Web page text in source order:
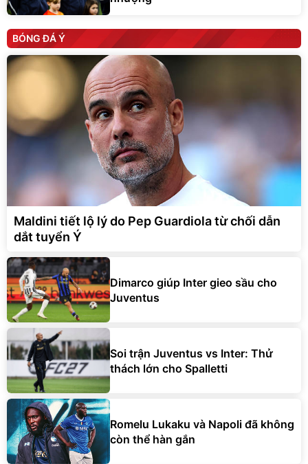
BÓNG ĐÁ Ý
Maldini tiết lộ lý do Pep Guardiola từ chối dẫn
dắt tuyển Ý
Dimarco giúp Inter gieo sầu cho
Juventus
Soi trận Juventus vs Inter: Thử
thách lớn cho Spalletti
Romelu Lukaku và Napoli đã không
còn thể hàn gắn